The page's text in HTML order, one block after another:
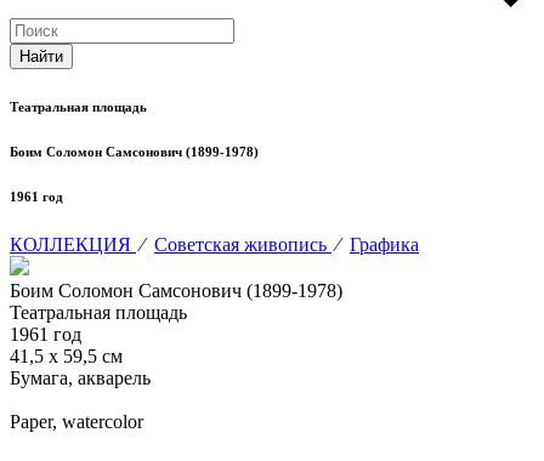
Театральная площадь
Боим Соломон Самсонович (1899-1978)
1961 год
КОЛЛЕКЦИЯ ⁄ Советская живопись ⁄ Графика
Боим Соломон Самсонович (1899-1978)
Театральная площадь
1961 год
41,5 х 59,5 см
Бумага, акварель
Paper, watercolor